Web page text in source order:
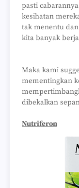
pasti
kesihatan
tak menentu
kita banyak
Maka kami
mementingkan
dibekalkan
Nutriferon